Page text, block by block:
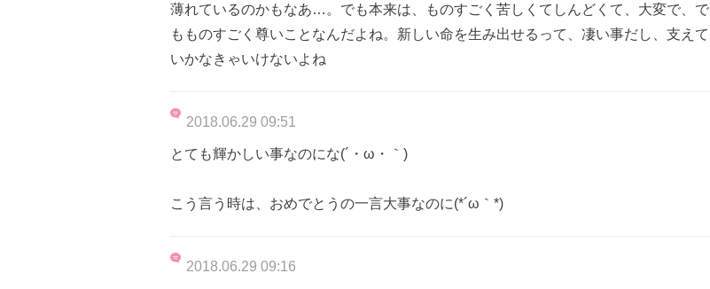
薄れているのかもなあ…。でも本来は、ものすごく苦しくてしんどくて、大変で、で
もものすごく尊いことなんだよね。新しい命を生み出せるって、凄い事だし、支えて
いかなきゃいけないよね
2018.06.29 09:51
とても輝かしい事なのにな(´・ω・｀)
こう言う時は、おめでとうの一言大事なのに(*´ω｀*)
2018.06.29 09:16